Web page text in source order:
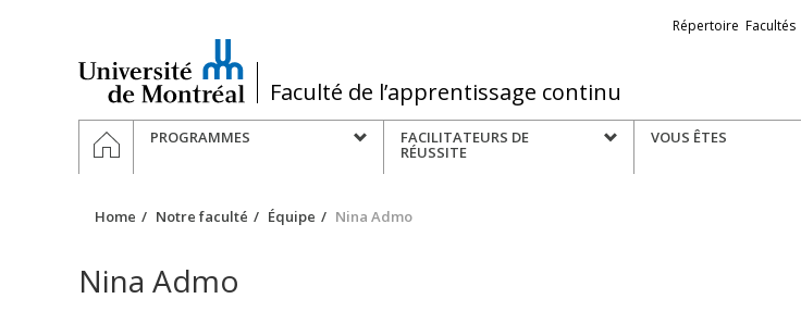
/Faculté de l’apprentissage continu
Liens
Répertoire Facultés
Navigation
principale
HOMEPROGRAMMES FACILITATEURS DE
RÉUSSITE
VOUS ÊTES
Home Notre faculté Équipe Nina Admo
Nina Admo